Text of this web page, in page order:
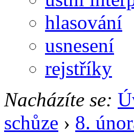
hlasování
usnesení
rejstříky
Nacházíte se:
schůze › 8.